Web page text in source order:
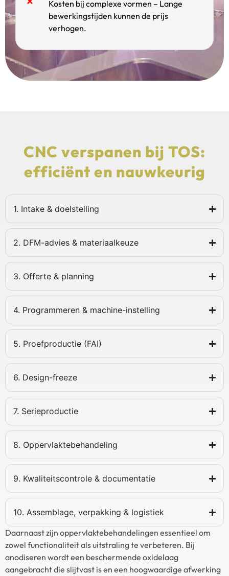
Kosten bij complexe vormen – Lange
bewerkingstijden kunnen de prijs
verhogen.
CNC verspanen bij TOS:
efficiënt en nauwkeurig
Daarnaast zijn oppervlaktebehandelingen essentieel om
zowel functionaliteit als uitstraling te verbeteren. Bij
anodiseren wordt een beschermende oxidelaag
aangebracht die slijtvast is en een hoogwaardige afwerking
1. Intake & doelstelling
2. DFM-advies & materiaalkeuze
3. Offerte & planning
4. Programmeren & machine-instelling
5. Proefproductie (FAI)
6. Design-freeze
7. Serieproductie
8. Oppervlaktebehandeling
9. Kwaliteitscontrole & documentatie
10. Assemblage, verpakking & logistiek